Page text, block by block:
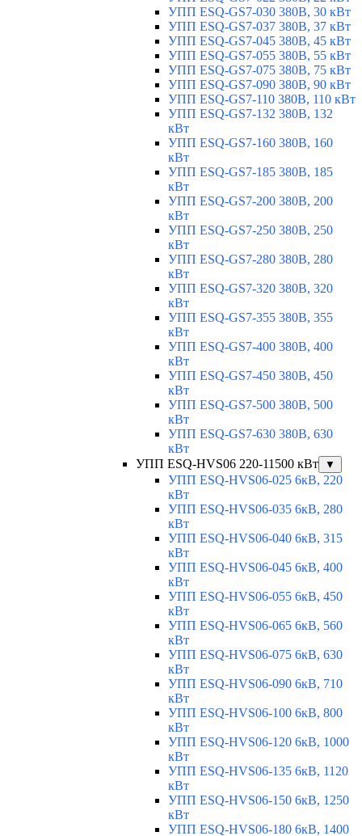
УПП ESQ-GS7-030 380В, 30 кВт
УПП ESQ-GS7-037 380В, 37 кВт
УПП ESQ-GS7-045 380В, 45 кВт
УПП ESQ-GS7-055 380В, 55 кВт
УПП ESQ-GS7-075 380В, 75 кВт
УПП ESQ-GS7-090 380В, 90 кВт
УПП ESQ-GS7-110 380В, 110 кВт
УПП ESQ-GS7-132 380В, 132
кВт
УПП ESQ-GS7-160 380В, 160
кВт
УПП ESQ-GS7-185 380В, 185
кВт
УПП ESQ-GS7-200 380В, 200
кВт
УПП ESQ-GS7-250 380В, 250
кВт
УПП ESQ-GS7-280 380В, 280
кВт
УПП ESQ-GS7-320 380В, 320
кВт
УПП ESQ-GS7-355 380В, 355
кВт
УПП ESQ-GS7-400 380В, 400
кВт
УПП ESQ-GS7-450 380В, 450
кВт
УПП ESQ-GS7-500 380В, 500
кВт
УПП ESQ-GS7-630 380В, 630
кВт
УПП ESQ-HVS06 220-11500 кВт
▼
УПП ESQ-HVS06-025 6кВ, 220
кВт
УПП ESQ-HVS06-035 6кВ, 280
кВт
УПП ESQ-HVS06-040 6кВ, 315
кВт
УПП ESQ-HVS06-045 6кВ, 400
кВт
УПП ESQ-HVS06-055 6кВ, 450
кВт
УПП ESQ-HVS06-065 6кВ, 560
кВт
УПП ESQ-HVS06-075 6кВ, 630
кВт
УПП ESQ-HVS06-090 6кВ, 710
кВт
УПП ESQ-HVS06-100 6кВ, 800
кВт
УПП ESQ-HVS06-120 6кВ, 1000
кВт
УПП ESQ-HVS06-135 6кВ, 1120
кВт
УПП ESQ-HVS06-150 6кВ, 1250
кВт
УПП ESQ-HVS06-180 6кВ, 1400